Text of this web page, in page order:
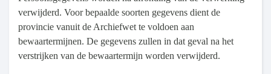
verwijderd. Voor bepaalde soorten gegevens dient de
provincie vanuit de Archiefwet te voldoen aan
bewaartermijnen. De gegevens zullen in dat geval na het
verstrijken van de bewaartermijn worden verwijderd.